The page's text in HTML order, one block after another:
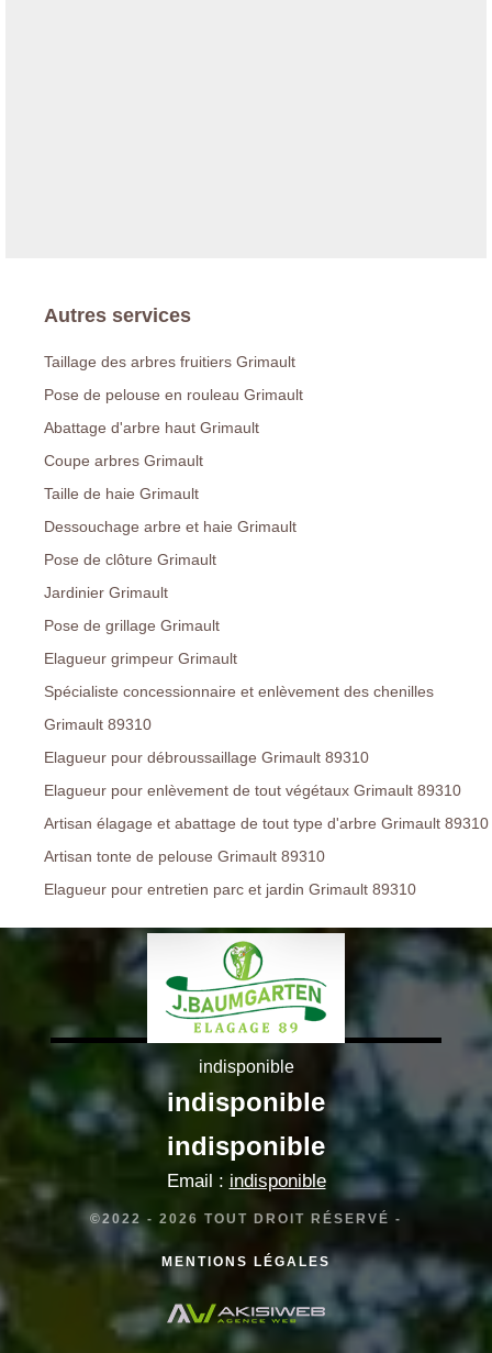
Autres services
Taillage des arbres fruitiers Grimault
Pose de pelouse en rouleau Grimault
Abattage d'arbre haut Grimault
Coupe arbres Grimault
Taille de haie Grimault
Dessouchage arbre et haie Grimault
Pose de clôture Grimault
Jardinier Grimault
Pose de grillage Grimault
Elagueur grimpeur Grimault
Spécialiste concessionnaire et enlèvement des chenilles
Grimault 89310
Elagueur pour débroussaillage Grimault 89310
Elagueur pour enlèvement de tout végétaux Grimault 89310
Artisan élagage et abattage de tout type d'arbre Grimault 89310
Artisan tonte de pelouse Grimault 89310
Elagueur pour entretien parc et jardin Grimault 89310
indisponible
indisponible
indisponible
Email : indisponible
©2022 - 2026 TOUT DROIT RÉSERVÉ -
MENTIONS LÉGALES